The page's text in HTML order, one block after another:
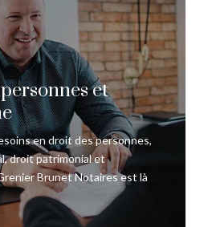
et
en droit des personnes,
droit patrimonial et
Brunet Notaires est là